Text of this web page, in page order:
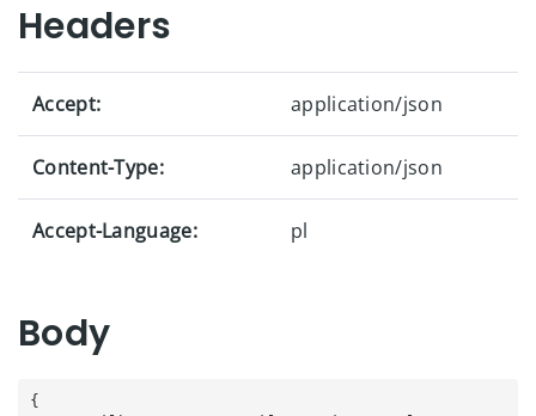
Headers
Accept: application/json
Content-Type: application/json
Accept-Language: pl
Body
{